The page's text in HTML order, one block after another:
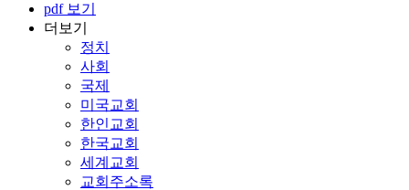
pdf 보기
더보기
정치
사회
국제
미국교회
한인교회
한국교회
세계교회
교회주소록